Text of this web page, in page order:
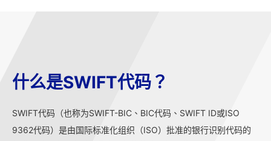
什么是SWIFT代码？
SWIFT代码（也称为SWIFT-BIC、BIC代码、SWIFT ID或ISO
9362代码）是由国际标准化组织（ISO）批准的银行识别代码的